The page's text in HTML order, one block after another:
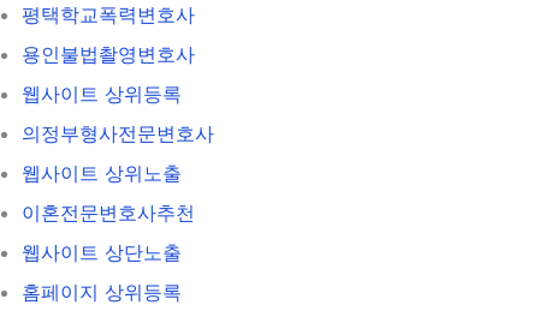
평택학교폭력변호사
용인불법촬영변호사
웹사이트 상위등록
의정부형사전문변호사
웹사이트 상위노출
이혼전문변호사추천
웹사이트 상단노출
홈페이지 상위등록